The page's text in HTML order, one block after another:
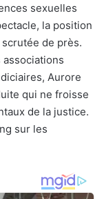
sexuelles
la position
scrutée de près.
Aurore
qui ne froisse
de la justice.
sur les